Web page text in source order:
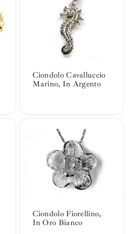
Ciondolo Cavalluccio
Marino, In Argento
Ciondolo Fiorellino,
In Oro Bianco